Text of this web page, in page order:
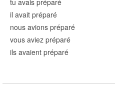
tu avais préparé
il avait préparé
nous avions préparé
vous aviez préparé
ils avaient préparé